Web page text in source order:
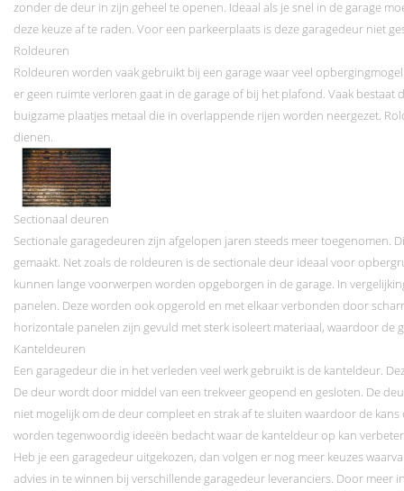
zonder de deur in zijn geheel te openen. Ideaal als je snel in de garage
deze keuze af te raden. Voor een parkeerplaats is deze garagedeur niet
Roldeuren
Roldeuren worden vaak gebruikt bij een garage waar veel
er geen ruimte verloren gaat in de garage of bij het plafond. Vaak
buigzame plaatjes metaal die in overlappende rijen worden neergezet.
dienen.
Sectionaal deuren
Sectionale garagedeuren zijn afgelopen jaren steeds meer toegenomen.
gemaakt. Net zoals de roldeuren is de sectionale deur ideaal voor
kunnen lange voorwerpen worden opgeborgen in de garage. In
panelen. Deze worden ook opgerold en met elkaar verbonden door
horizontale panelen zijn gevuld met sterk isoleert materiaal, waardoor
Kanteldeuren
Een garagedeur die in het verleden veel werk gebruikt is de kanteldeur.
De deur wordt door middel van een trekveer geopend en gesloten. De
niet mogelijk om de deur compleet en strak af te sluiten waardoor de
worden tegenwoordig ideeën bedacht waar de kanteldeur op kan
Heb je een garagedeur uitgekozen, dan volgen er nog meer keuzes
advies in te winnen bij verschillende garagedeur leveranciers. Door meer